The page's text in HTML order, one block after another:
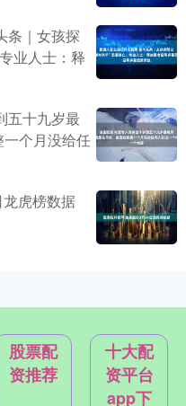
条｜女孩探
业人士：释
五十九岁最
个月没给任
虎榜数据
股票配
资推荐
十大配
资平台
app下